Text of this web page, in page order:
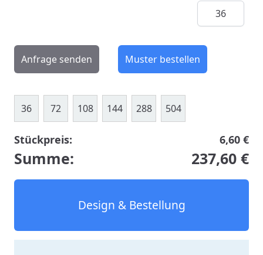
Menge
Anfrage senden Muster bestellen
36 72 108 144 288 504
Stückpreis: 6,60 €
Summe: 237,60 €
Design & Bestellung